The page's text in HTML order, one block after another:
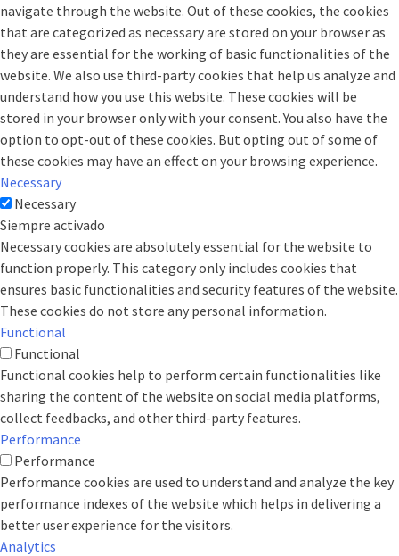
navigate through the website. Out of these cookies, the cookies
that are categorized as necessary are stored on your browser as
they are essential for the working of basic functionalities of the
website. We also use third-party cookies that help us analyze and
understand how you use this website. These cookies will be
stored in your browser only with your consent. You also have the
option to opt-out of these cookies. But opting out of some of
these cookies may have an effect on your browsing experience.
Necessary
Necessary
Siempre activado
Necessary cookies are absolutely essential for the website to
function properly. This category only includes cookies that
ensures basic functionalities and security features of the website.
These cookies do not store any personal information.
Functional
Functional
Functional cookies help to perform certain functionalities like
sharing the content of the website on social media platforms,
collect feedbacks, and other third-party features.
Performance
Performance
Performance cookies are used to understand and analyze the key
performance indexes of the website which helps in delivering a
better user experience for the visitors.
Analytics